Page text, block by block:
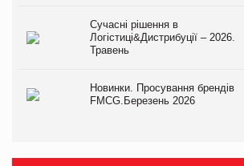
Сучасні рішення в
Логістиці&Дистрибуції – 2026.
Травень
Новинки. Просування брендів
FMCG.Березень 2026